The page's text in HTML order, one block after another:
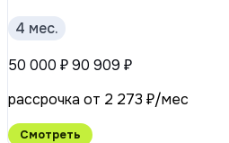
4 мес.
50 000 ₽90 909 ₽
рассрочка от 2 273 ₽/мес
Смотреть